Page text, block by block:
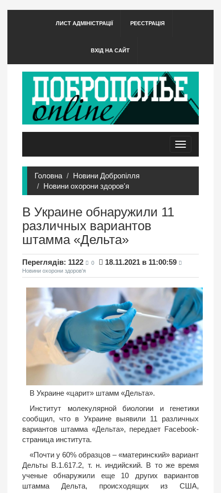
ЛИСТ АДМІНІСТРАЦІЇ РЕЄСТРАЦІЯ
ВХІД НА САЙТ
Toggle
navigation
Головна
Новини Добропілля
Новини охорони здоров'я
В Украине обнаружили 11
различных вариантов
штамма «Дельта»
Переглядів: 1122 0 18.11.2021 в 11:00:59
Новини охорони здоров'я
В Украине «царит» штамм «Дельта».
Институт молекулярной биологии и генетики
сообщил, что в Украине выявили 11 различных
вариантов штамма «Дельта», передает Facebook-
страница института.
«Почти у 60% образцов – «материнский» вариант
Дельты B.1.617.2, т. н. индийский. В то же время
ученые обнаружили еще 10 других вариантов
штамма Дельта, происходящих из США,